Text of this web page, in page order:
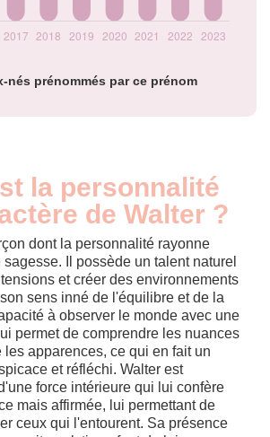
nés prénommés par ce prénom
la personnalité
de Walter ?
dont la personnalité rayonne
Il possède un talent naturel
et créer des environnements
sens inné de l'équilibre et de la
à observer le monde avec une
permet de comprendre les nuances
les apparences, ce qui en fait un
et réfléchi. Walter est
force intérieure qui lui confère
mais affirmée, lui permettant de
ceux qui l'entourent. Sa présence